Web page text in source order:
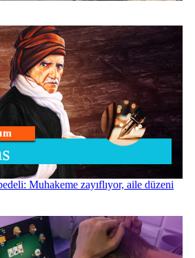
Muhakeme zayıflıyor, aile düzeni